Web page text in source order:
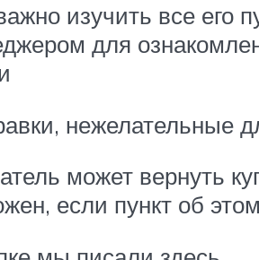
изучить все его
для
нежелательные
может вернуть
если пункт об